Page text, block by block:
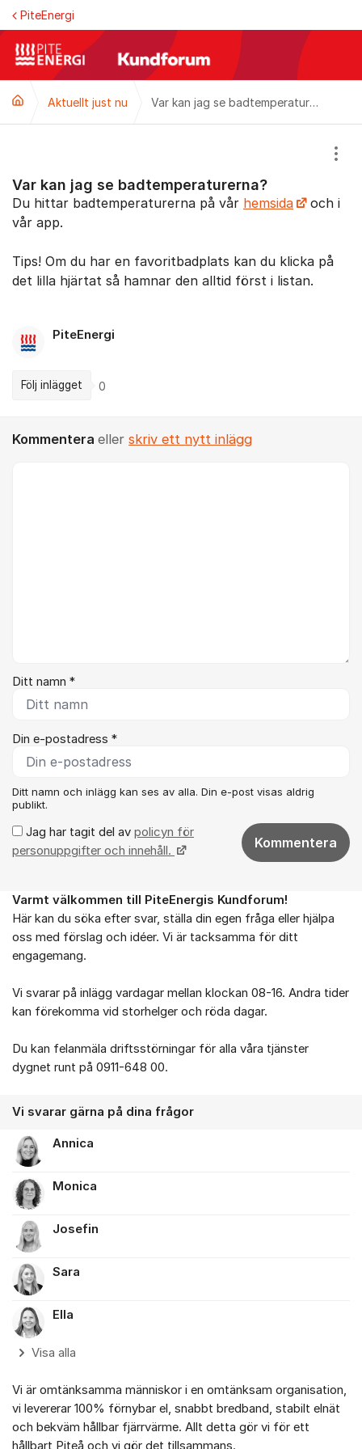
Hoppa till innehåll
PiteEnergi
Aktuellt just nu Var kan jag se badtemperaturerna?
Var kan jag se badtemperaturerna?
Du hittar badtemperaturerna på vår hemsida
och i
vår app.
Tips! Om du har en favoritbadplats kan du klicka på
det lilla hjärtat så hamnar den alltid först i listan.
PiteEnergi
Följ inlägget 0
Kommentera eller skriv ett nytt inlägg
Ditt namn *
Din e-postadress *
Ditt namn och inlägg kan ses av alla. Din e-post visas aldrig
publikt.
Jag har tagit del av policyn för
personuppgifter och innehåll.
Kommentera
Om forumet
Varmt välkommen till PiteEnergis Kundforum!
Här kan du söka efter svar, ställa din egen fråga eller hjälpa
oss med förslag och idéer. Vi är tacksamma för ditt
engagemang.
Vi svarar på inlägg vardagar mellan klockan 08-16. Andra tider
kan förekomma vid storhelger och röda dagar.
Du kan felanmäla driftsstörningar för alla våra tjänster
dygnet runt på 0911-648 00.
Vi svarar gärna på dina frågor
Annica
Monica
Josefin
Sara
Ella
Visa alla
Vi är omtänksamma människor i en omtänksam organisation,
vi levererar 100% förnybar el, snabbt bredband, stabilt elnät
och bekväm hållbar fjärrvärme. Allt detta gör vi för ett
hållbart Piteå och vi gör det tillsammans.